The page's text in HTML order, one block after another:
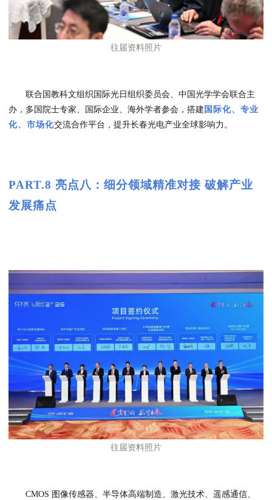
往届资料照片
联合国教科文组织国际光日组织委员会、中国光学学会联合主
办，多国院士专家、国际企业、海外学者参会，搭建国际化、专业
化、市场化交流合作平台，提升长春光电产业全球影响力。
PART.8 亮点八：细分领域精准对接 破解产业
发展痛点
往届资料照片
CMOS 图像传感器、半导体高端制造、激光技术、遥感通信、